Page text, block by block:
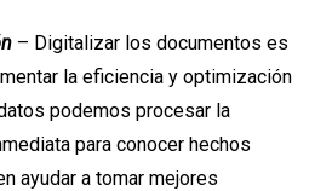
– Digitalizar los documentos es
la eficiencia y optimización
podemos procesar la
para conocer hechos
ayudar a tomar mejores